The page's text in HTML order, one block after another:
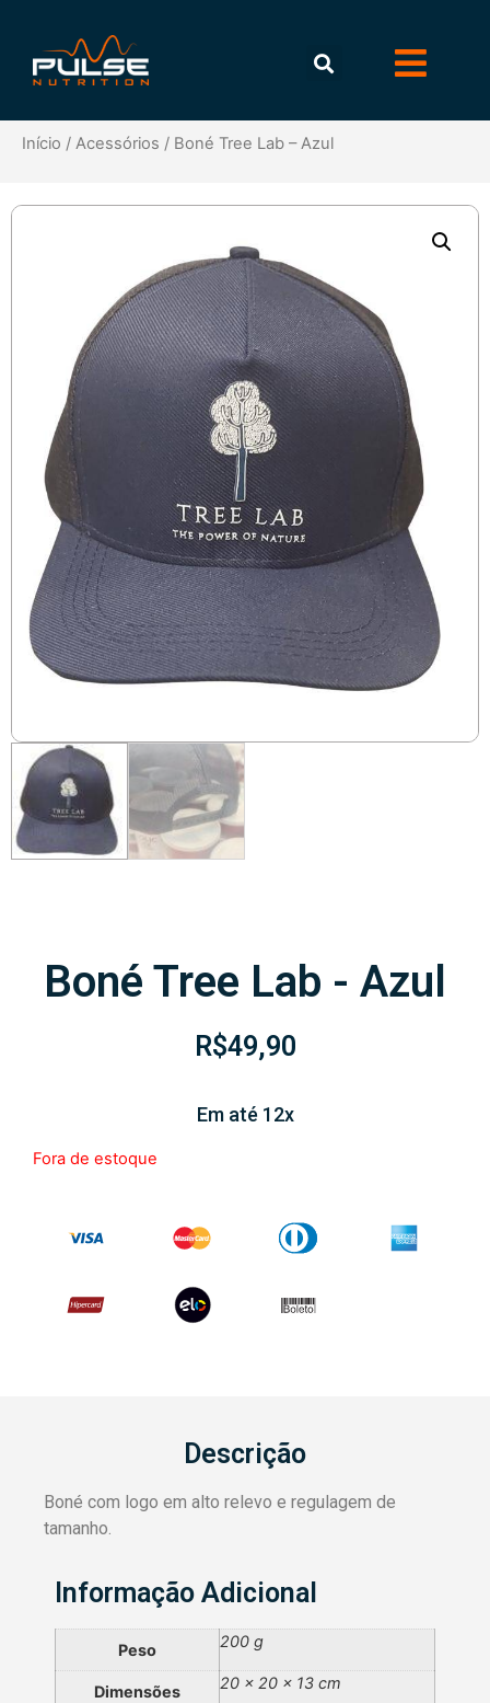
Início / Acessórios / Boné Tree Lab – Azul
Boné Tree Lab - Azul
R$49,90
Em até 12x
Fora de estoque
Descrição
Boné com logo em alto relevo e regulagem de
tamanho.
Informação Adicional
Peso 200 g
Dimensões 20 × 20 × 13 cm